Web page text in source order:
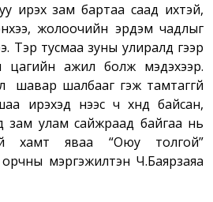
ирэх зам бартаа саад ихтэй,
жолоочийн эрдэм чадлыг
Тэр тусмаа зуны улиралд үүгээр
цагийн ажил болж мэдэхээр.
шавар шалбааг гэж тамтаггүй
ирэхэд үүнээс ч хүнд байсан,
зам улам сайжраад байгаа нь
хамт яваа “Оюу толгой”
мэргэжилтэн Ч.Баярзаяа